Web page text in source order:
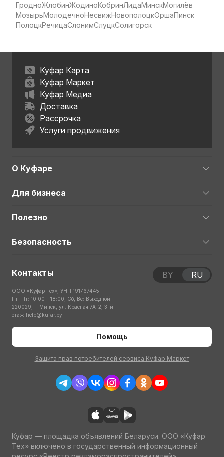
ГродноЖлобинЖодиноКобринЛидаМинскМогилёв
МозырьМолодечноНесвижНовополоцкОршаПинск
ПолоцкРечицаСлонимСлуцкСолигорск
Куфар Карта
Куфар Маркет
Куфар Медиа
Доставка
Рассрочка
Услуги продвижения
О Куфаре
Для бизнеса
Полезно
Безопасность
Контакты
ООО «Куфар Тех», УНП 191767445
Пн-Пт: 10:00 – 18:00; Сб, Вс: Выходной
220029, г. Минск, ул. Красная 7А-2, 3-й
этаж help@kufar.by
Помощь
Защита прав потребителей сервиса Куфар Маркет
BY RU
Куфар — площадка объявлений Беларуси. ООО «Куфар
Тех» включено в государственный информационный